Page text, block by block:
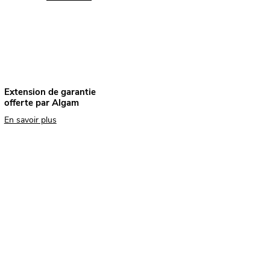
Extension de garantie
offerte par Algam
En savoir plus